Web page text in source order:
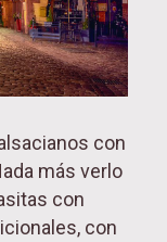
con
más verlo
con
con